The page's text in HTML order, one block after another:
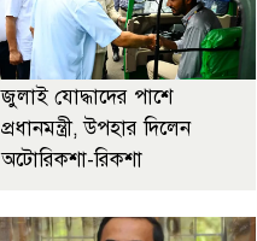
জুলাই যোদ্ধাদের পাশে
প্রধানমন্ত্রী, উপহার দিলেন
অটোরিকশা-রিকশা